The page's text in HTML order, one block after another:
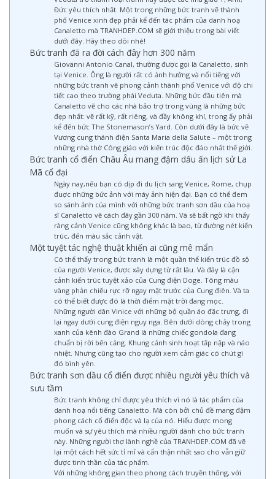
Đức yêu thích nhất. Một trong những bức tranh vẽ thành
phố Venice xinh đẹp phải kể đến tác phẩm của danh hoạ
Canaletto mà TRANHDEP.COM sẽ giới thiệu trong bài viết
dưới đây. Hãy theo dõi nhé!
Bức tranh đã ra đời cách đây hơn 300 năm
Giovanni Antonio Canal, thường được gọi là Canaletto, sinh
tại Venice. Ông là người rất có ảnh hưởng và nổi tiếng với
những bức tranh vẽ phong cảnh thành phố Venice với độ chi
tiết cao theo trường phái Veduta. Những bức đầu tiên mà
Canaletto vẽ cho các nhà bảo trợ trong vùng là những bức
đẹp nhất: vẽ rất kỹ, rất riêng, và đầy không khí, trong ấy phải
kể đến bức The Stonemason’s Yard. Còn dưới đây là bức vẽ
Vương cung thánh điện Santa Maria della Salute – một trong
những nhà thờ Công giáo với kiến trúc độc đáo nhất thế giới.
Bức tranh cổ điển Châu Âu mang đậm dấu ấn lịch sử La
Mã cổ đại
Ngày nay,nếu bạn có dịp đi du lịch sang Venice, Rome, chụp
đuợc những bức ảnh với máy ảnh hiện đại. Bạn có thể đem
so sánh ảnh của mình với những bức tranh sơn dầu của hoạ
sĩ Canaletto vẽ cách đây gần 300 năm. Và sẽ bất ngờ khi thấy
ràng cảnh Venice cũng không khác là bao, từ đường nét kiến
trúc, đến màu sắc cảnh vật.
Một tuyệt tác nghệ thuật khiến ai cũng mê mẩn
Có thể thấy trong bức tranh là một quần thể kiến trúc đồ sộ
của người Venice, được xây dựng từ rất lâu. Và đây là cận
cảnh kiến trúc tuyệt xảo của Cung điện Doge. Tông màu
vàng phản chiếu rực rỡ ngay mặt trước của Cung điên. Và ta
có thể biết được đó là thời điểm mặt trời đang mọc.
Những người dân Vinice với những bộ quần áo đặc trưng, đi
lại ngay dưới cung điện nguy nga. Bên dưới dòng chảy trong
xanh của kênh đào Grand là những chiếc gondola đang
chuẩn bị rời bến cảng. Khung cảnh sinh hoạt tấp nập và náo
nhiệt. Nhưng cũng tạo cho người xem cảm giác có chút gì
đó bình yên.
Bức tranh sơn dầu cổ điển được nhiều người yêu thích và
sưu tầm
Bức tranh không chỉ được yêu thích vì nó là tác phẩm của
danh hoạ nổi tiếng Canaletto. Mà còn bởi chủ đề mang đậm
phong cách cổ điển độc và lạ của nó. Hiểu được mong
muốn và sự yêu thích mà nhiều người dành cho bức tranh
này. Những người thợ lành nghề của TRANHDEP.COM đã vẽ
lại một cách hết sức tỉ mỉ và cẩn thận nhất sao cho vẫn giữ
được tinh thần của tác phẩm.
Với những không gian theo phong cách truyền thống, với